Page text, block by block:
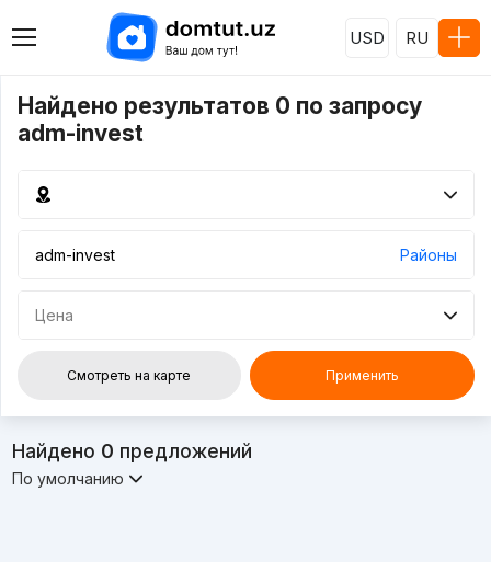
USD RU
Найдено результатов 0 по запросу
adm-invest
Районы
Цена
Смотреть на карте Применить
Найдено 0 предложений
По умолчанию